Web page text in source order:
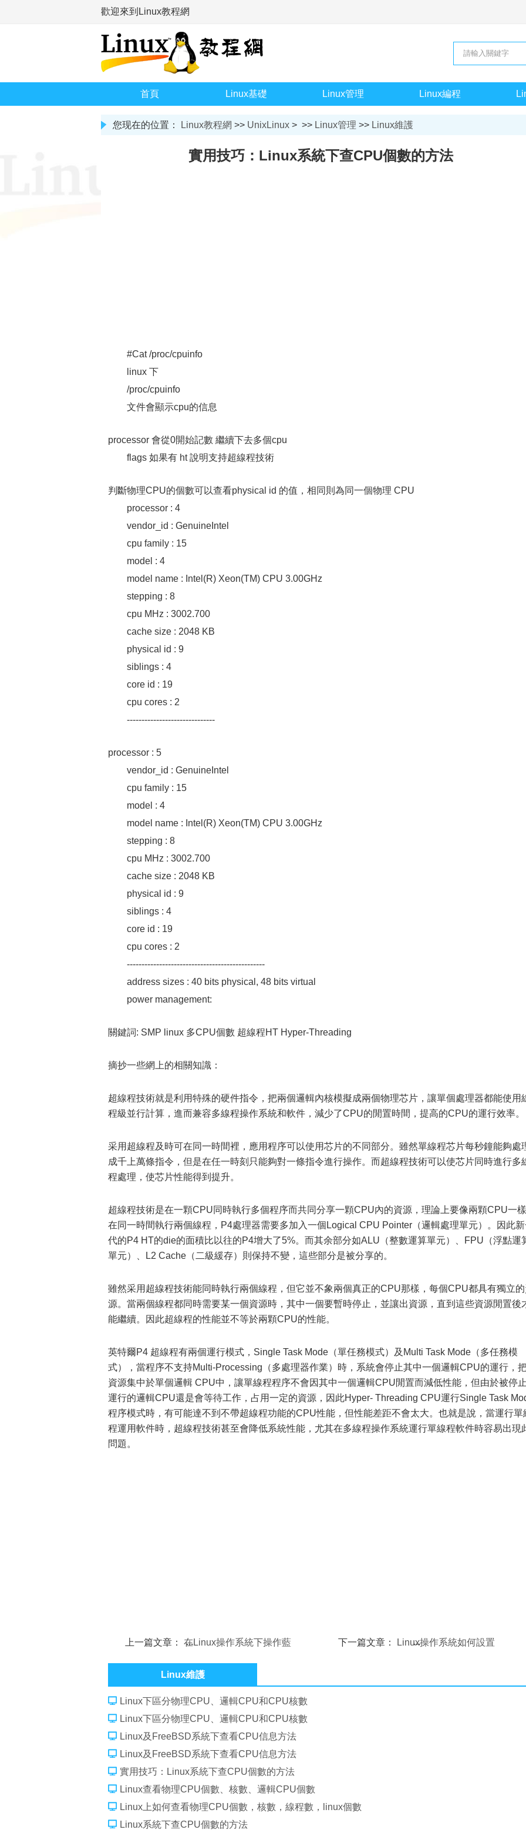
歡迎來到Linux教程網
首頁 Linux基礎 Linux管理 Linux編程
您现在的位置： Linux教程網 >> UnixLinux > >> Linux管理 >> Linux維護
實用技巧：Linux系統下查CPU個數的方法
#Cat /proc/cpuinfo
linux 下
/proc/cpuinfo
文件會顯示cpu的信息
processor 會從0開始記數 繼續下去多個cpu
flags 如果有 ht 說明支持超線程技術
判斷物理CPU的個數可以查看physical id 的值，相同則為同一個物理 CPU
processor : 4
vendor_id : GenuineIntel
cpu family : 15
model : 4
model name : Intel(R) Xeon(TM) CPU 3.00GHz
stepping : 8
cpu MHz : 3002.700
cache size : 2048 KB
physical id : 9
siblings : 4
core id : 19
cpu cores : 2
------------------------------
processor : 5
vendor_id : GenuineIntel
cpu family : 15
model : 4
model name : Intel(R) Xeon(TM) CPU 3.00GHz
stepping : 8
cpu MHz : 3002.700
cache size : 2048 KB
physical id : 9
siblings : 4
core id : 19
cpu cores : 2
-----------------------------------------------
address sizes : 40 bits physical, 48 bits virtual
power management:
關鍵詞: SMP linux 多CPU個數 超線程HT Hyper-Threading
摘抄一些網上的相關知識：
超線程技術就是利用特殊的硬件指令，把兩個邏輯內核模擬成兩個物理芯片，讓單個處理器都能使用
程級並行計算，進而兼容多線程操作系統和軟件，減少了CPU的閒置時間，提高的CPU的運行效率。
采用超線程及時可在同一時間裡，應用程序可以使用芯片的不同部分。雖然單線程芯片每秒鐘能夠處
成千上萬條指令，但是在任一時刻只能夠對一條指令進行操作。而超線程技術可以使芯片同時進行多
程處理，使芯片性能得到提升。
超線程技術是在一顆CPU同時執行多個程序而共同分享一顆CPU內的資源，理論上要像兩顆CPU一樣
在同一時間執行兩個線程，P4處理器需要多加入一個Logical CPU Pointer（邏輯處理單元）。因此新
代的P4 HT的die的面積比以往的P4增大了5%。而其余部分如ALU（整數運算單元）、FPU（浮點運
單元）、L2 Cache（二級緩存）則保持不變，這些部分是被分享的。
雖然采用超線程技術能同時執行兩個線程，但它並不象兩個真正的CPU那樣，每個CPU都具有獨立的
源。當兩個線程都同時需要某一個資源時，其中一個要暫時停止，並讓出資源，直到這些資源閒置後
能繼續。因此超線程的性能並不等於兩顆CPU的性能。
英特爾P4 超線程有兩個運行模式，Single Task Mode（單任務模式）及Multi Task Mode（多任務模
式），當程序不支持Multi-Processing（多處理器作業）時，系統會停止其中一個邏輯CPU的運行，
資源集中於單個邏輯 CPU中，讓單線程程序不會因其中一個邏輯CPU閒置而減低性能，但由於被停止
運行的邏輯CPU還是會等待工作，占用一定的資源，因此Hyper- Threading CPU運行Single Task
程序模式時，有可能達不到不帶超線程功能的CPU性能，但性能差距不會太大。也就是說，當運行單
程運用軟件時，超線程技術甚至會降低系統性能，尤其在多線程操作系統運行單線程軟件時容易出現
問題。
上一篇文章：在Linux操作系統下操作藍
下一篇文章：
Linux操作系統如何設置
Linux維護
Linux下區分物理CPU、邏輯CPU和CPU核數
Linux下區分物理CPU、邏輯CPU和CPU核數
Linux及FreeBSD系統下查看CPU信息方法
Linux及FreeBSD系統下查看CPU信息方法
實用技巧：Linux系統下查CPU個數的方法
Linux查看物理CPU個數、核數、邏輯CPU個數
Linux上如何查看物理CPU個數，核數，線程數，linux個數
Linux系統下查CPU個數的方法